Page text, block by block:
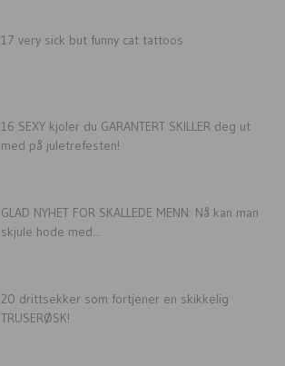
17 very sick but funny cat tattoos
16 SEXY kjoler du GARANTERT SKILLER deg ut
med på juletrefesten!
GLAD NYHET FOR SKALLEDE MENN: Nå kan man
skjule hode med...
20 drittsekker som fortjener en skikkelig
TRUSERØSK!